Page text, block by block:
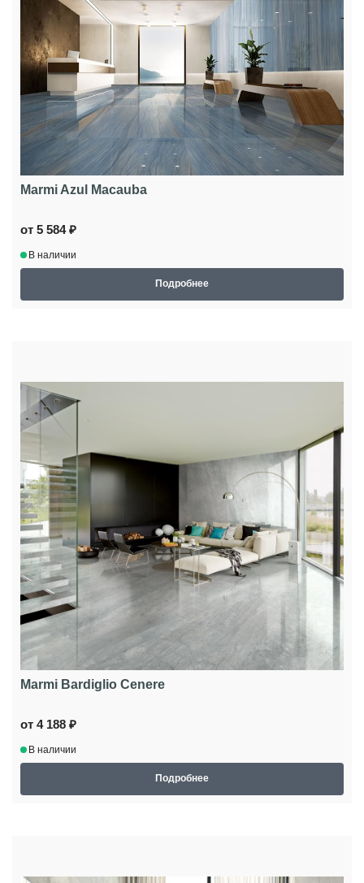
Marmi Azul Macauba
от 5 584 ₽
В наличии
Подробнее
Marmi Bardiglio Cenere
от 4 188 ₽
В наличии
Подробнее